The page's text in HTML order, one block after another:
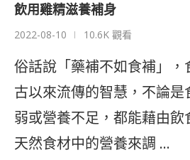
飲用雞精滋養補身
2022-08-10 10.6K 觀看
俗話說「藥補不如食補」，
古以來流傳的智慧，不論
弱或營養不足，都能藉由
天然食材中的營養來調 …